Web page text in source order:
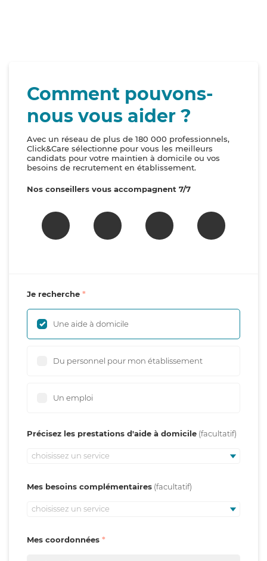
Comment pouvons-
nous vous aider ?
Avec un réseau de plus de 180 000 professionnels,
Click&Care sélectionne pour vous les meilleurs
candidats pour votre maintien à domicile ou vos
besoins de recrutement en établissement.
Nos conseillers vous accompagnent 7/7
Je recherche
Une aide à domicile
Du personnel pour mon établissement
Un emploi
Précisez les prestations d'aide à domicile
choisissez un service
Mes besoins complémentaires
choisissez un service
Mes coordonnées